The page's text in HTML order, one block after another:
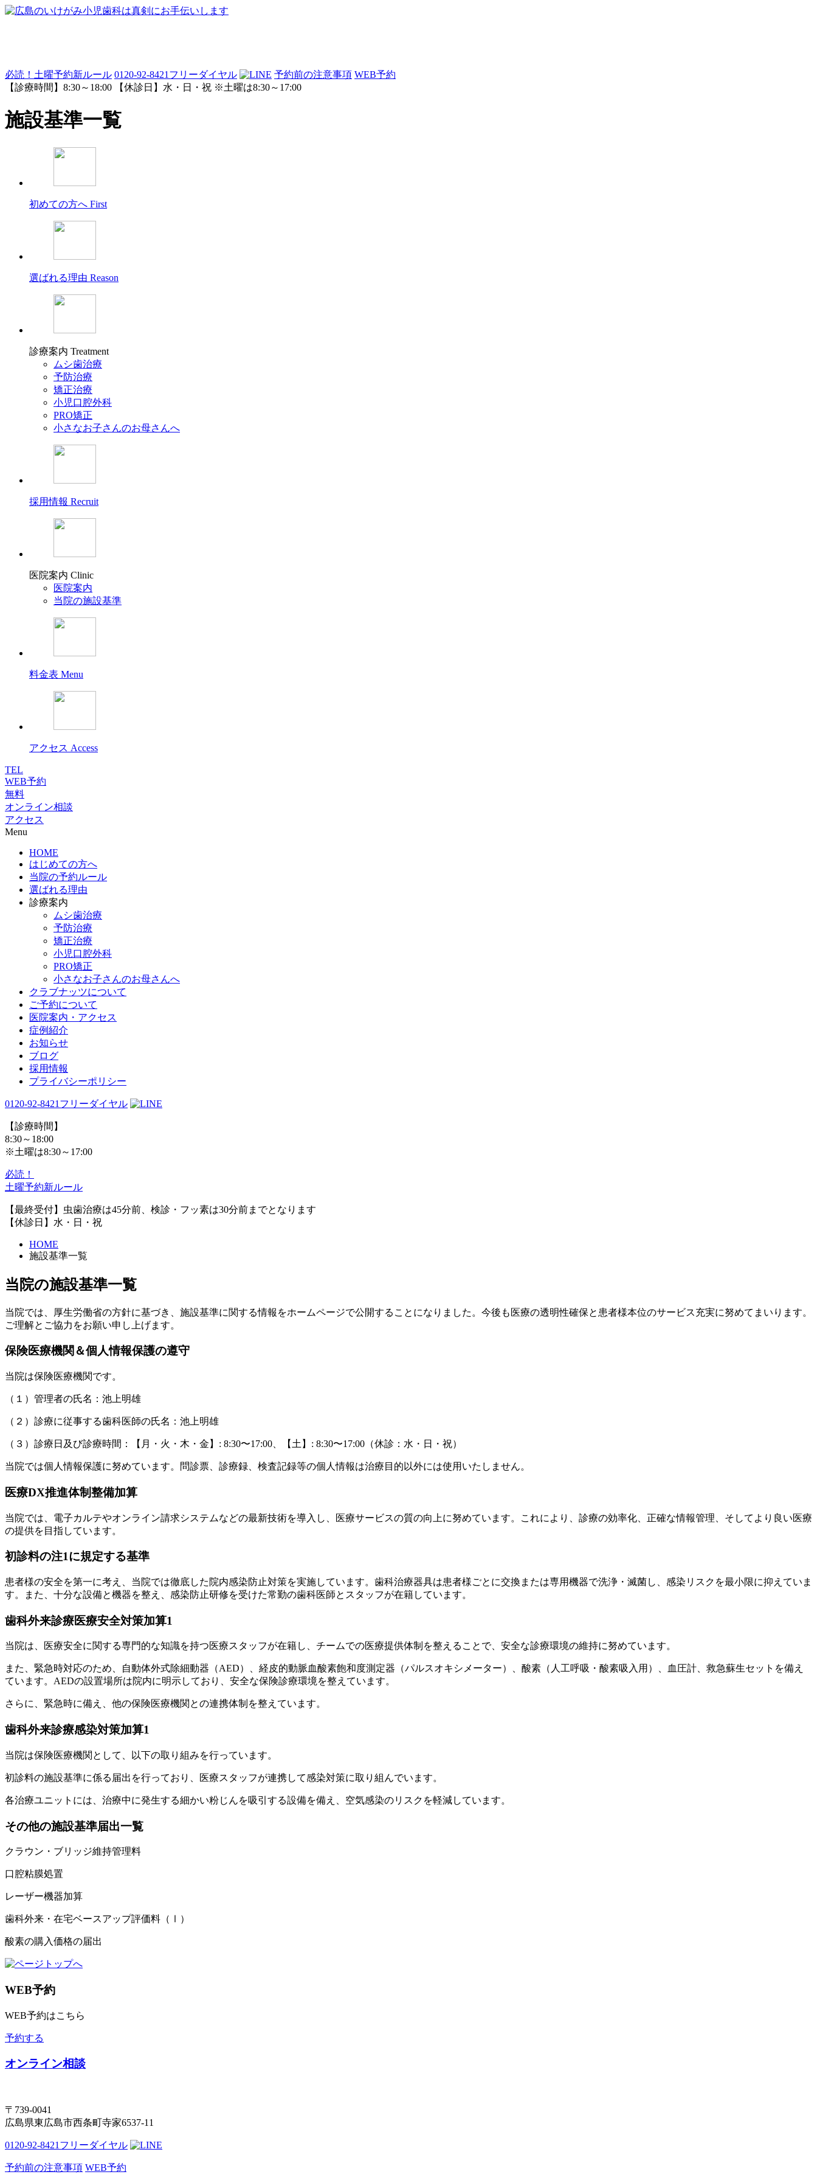
必読！土曜予約新ルール 0120-92-8421 フリーダイヤル 予約前の注意事項 WEB予約
【診療時間】8:30～18:00 【休診日】水・日・祝 ※土曜は8:30～17:00
施設基準一覧
初めての方へ First
選ばれる理由 Reason
診療案内 Treatment
ムシ歯治療
予防治療
矯正治療
小児口腔外科
PRO矯正
小さなお子さんのお母さんへ
採用情報 Recruit
医院案内 Clinic
医院案内
当院の施設基準
料金表 Menu
アクセス Access
TEL
WEB予約
無料
オンライン相談
アクセス
Menu
HOME
はじめての方へ
当院の予約ルール
選ばれる理由
診療案内
ムシ歯治療
予防治療
矯正治療
小児口腔外科
PRO矯正
小さなお子さんのお母さんへ
クラブナッツについて
ご予約について
医院案内・アクセス
症例紹介
お知らせ
ブログ
採用情報
プライバシーポリシー
0120-92-8421 フリーダイヤル
【診療時間】
8:30～18:00
※土曜は8:30～17:00
必読！
土曜予約新ルール
【最終受付】虫歯治療は45分前、検診・フッ素は30分前までとなります
【休診日】水・日・祝
HOME
施設基準一覧
当院の施設基準一覧
当院では、厚生労働省の方針に基づき、施設基準に関する情報をホームページで公開することになりました。今後も医療の透明性確保と患者様本位のサービス充実に努めてまいります。
ご理解とご協力をお願い申し上げます。
保険医療機関＆個人情報保護の遵守
当院は保険医療機関です。
（１）管理者の氏名：池上明雄
（２）診療に従事する歯科医師の氏名：池上明雄
（３）診療日及び診療時間：【月・火・木・金】: 8:30〜17:00、【土】: 8:30〜17:00（休診：水・日・祝）
当院では個人情報保護に努めています。問診票、診療録、検査記録等の個人情報は治療目的以外には使用いたしません。
医療DX推進体制整備加算
当院では、電子カルテやオンライン請求システムなどの最新技術を導入し、医療サービスの質の向上に努めています。これにより、診療の効率化、正確な情報管理、そしてより良い医療
の提供を目指しています。
初診料の注1に規定する基準
患者様の安全を第一に考え、当院では徹底した院内感染防止対策を実施しています。歯科治療器具は患者様ごとに交換または専用機器で洗浄・滅菌し、感染リスクを最小限に抑えていま
す。また、十分な設備と機器を整え、感染防止研修を受けた常勤の歯科医師とスタッフが在籍しています。
歯科外来診療医療安全対策加算1
当院は、医療安全に関する専門的な知識を持つ医療スタッフが在籍し、チームでの医療提供体制を整えることで、安全な診療環境の維持に努めています。
また、緊急時対応のため、自動体外式除細動器（AED）、経皮的動脈血酸素飽和度測定器（パルスオキシメーター）、酸素（人工呼吸・酸素吸入用）、血圧計、救急蘇生セットを備え
ています。AEDの設置場所は院内に明示しており、安全な保険診療環境を整えています。
さらに、緊急時に備え、他の保険医療機関との連携体制を整えています。
歯科外来診療感染対策加算1
当院は保険医療機関として、以下の取り組みを行っています。
初診料の施設基準に係る届出を行っており、医療スタッフが連携して感染対策に取り組んでいます。
各治療ユニットには、治療中に発生する細かい粉じんを吸引する設備を備え、空気感染のリスクを軽減しています。
その他の施設基準届出一覧
クラウン・ブリッジ維持管理料
口腔粘膜処置
レーザー機器加算
歯科外来・在宅ベースアップ評価料（Ⅰ）
酸素の購入価格の届出
WEB予約
WEB予約はこちら
予約する
オンライン相談
〒739-0041
広島県東広島市西条町寺家6537-11
0120-92-8421 フリーダイヤル
予約前の注意事項 WEB予約